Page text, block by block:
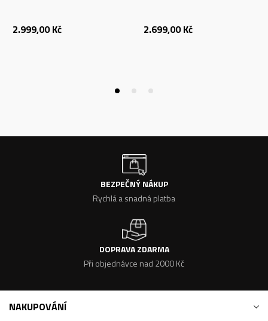
2.999,00 Kč 2.699,00 Kč
BEZPEČNÝ NÁKUP
Rychlá a snadná platba
DOPRAVA ZDARMA
Při objednávce nad 2000 Kč
NAKUPOVÁNÍ